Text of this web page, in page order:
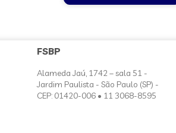
FSBP
Alameda Jaú, 1742 – sala 51 -
Jardim Paulista - São Paulo (SP) -
CEP: 01420-006 • 11 3068-8595